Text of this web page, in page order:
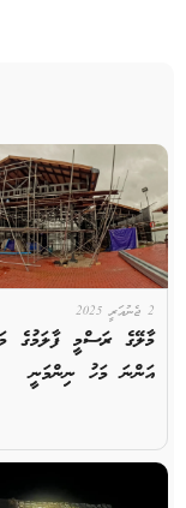
2 ޖެނުއަރީ 2025
މާލޭގެ ރަސްމީ ފާލަމުގެ
އަންނަ މަހު ނިންމަނީ